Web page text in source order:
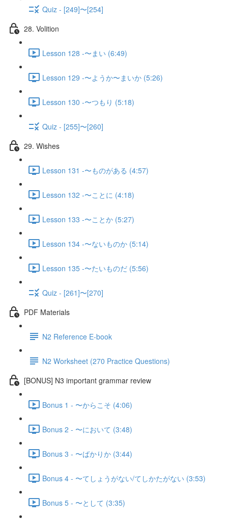
Quiz - [249]〜[254]
28. Volition
Lesson 128 -〜まい (6:49)
Lesson 129 -〜ようか〜まいか (5:26)
Lesson 130 -〜つもり (5:18)
Quiz - [255]〜[260]
29. Wishes
Lesson 131 -〜ものがある (4:57)
Lesson 132 -〜ことに (4:18)
Lesson 133 -〜ことか (5:27)
Lesson 134 -〜ないものか (5:14)
Lesson 135 -〜たいものだ (5:56)
Quiz - [261]〜[270]
PDF Materials
N2 Reference E-book
N2 Worksheet (270 Practice Questions)
[BONUS] N3 important grammar review
Bonus 1 - 〜からこそ (4:06)
Bonus 2 - 〜において (3:48)
Bonus 3 - 〜ばかりか (3:44)
Bonus 4 - 〜てしょうがない/てしかたがない (3:53)
Bonus 5 - 〜として (3:35)